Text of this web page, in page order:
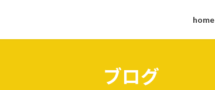
home
ブログ